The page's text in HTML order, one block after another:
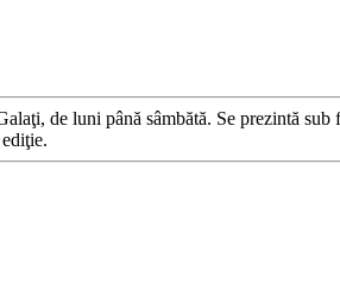
de luni până sâmbătă. Se prezintă